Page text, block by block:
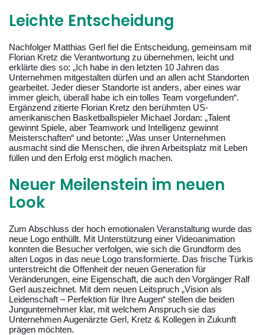
Leichte Entscheidung
Nachfolger Matthias Gerl fiel die Entscheidung, gemeinsam mit
Florian Kretz die Verantwortung zu übernehmen, leicht und
erklärte dies so: „Ich habe in den letzten 10 Jahren das
Unternehmen mitgestalten dürfen und an allen acht Standorten
gearbeitet. Jeder dieser Standorte ist anders, aber eines war
immer gleich, überall habe ich ein tolles Team vorgefunden“.
Ergänzend zitierte Florian Kretz den berühmten US-
amerikanischen Basketballspieler Michael Jordan: „Talent
gewinnt Spiele, aber Teamwork und Intelligenz gewinnt
Meisterschaften“ und betonte: „Was unser Unternehmen
ausmacht sind die Menschen, die ihren Arbeitsplatz mit Leben
füllen und den Erfolg erst möglich machen.
Neuer Meilenstein im neuen
Look
Zum Abschluss der hoch emotionalen Veranstaltung wurde das
neue Logo enthüllt. Mit Unterstützung einer Videoanimation
konnten die Besucher verfolgen, wie sich die Grundform des
alten Logos in das neue Logo transformierte. Das frische Türkis
unterstreicht die Offenheit der neuen Generation für
Veränderungen, eine Eigenschaft, die auch den Vorgänger Ralf
Gerl auszeichnet. Mit dem neuen Leitspruch „Vision als
Leidenschaft – Perfektion für Ihre Augen“ stellen die beiden
Jungunternehmer klar, mit welchem Anspruch sie das
Unternehmen Augenärzte Gerl, Kretz & Kollegen in Zukunft
prägen möchten.